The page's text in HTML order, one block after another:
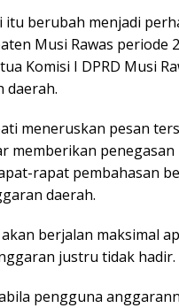
berubah menjadi
Musi Rawas periode
Komisi I DPRD Musi
daerah.
meneruskan pesan
memberikan penegasan
rapat pembahasan
daerah.
berjalan maksimal
justru tidak hadir.
pengguna